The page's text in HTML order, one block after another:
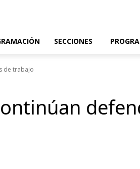
SECCIONES
de trabajo